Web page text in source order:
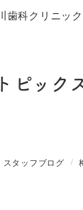
トピック
スタッフブログ